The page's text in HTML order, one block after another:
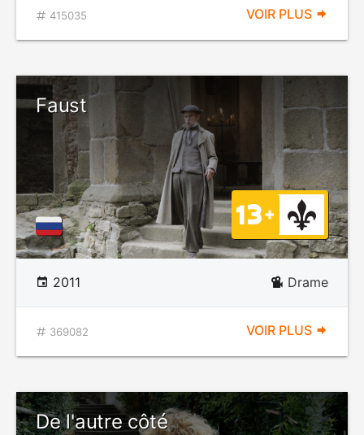
415035 VOIR PLUS
Faust
2011 Drame
369082 VOIR PLUS
De l'autre côté